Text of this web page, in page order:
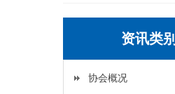
资讯类别
协会概况